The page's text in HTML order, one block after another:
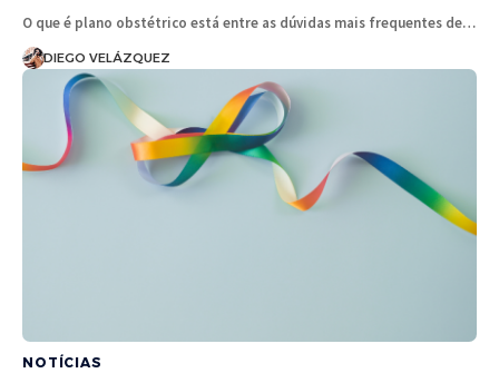
O que é plano obstétrico está entre as dúvidas mais frequentes de…
DIEGO VELÁZQUEZ
NOTÍCIAS